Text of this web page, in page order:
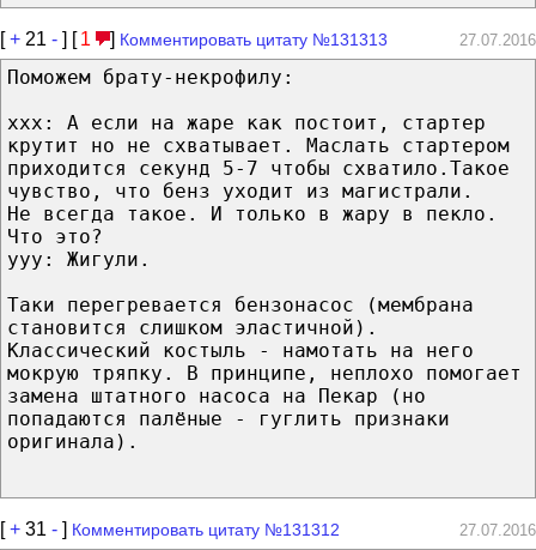
[+ 21 - ] [ 1 ] Комментировать цитату №131313 27.07.2016
Поможем брату-некрофилу:
xxx: А если на жаре как постоит, стартер
крутит но не схватывает. Маслать стартером
приходится секунд 5-7 чтобы схватило.Такое
чувство, что бенз уходит из магистрали.
Не всегда такое. И только в жару в пекло.
Что это?
yyy: Жигули.
Таки перегревается бензонасос (мембрана
становится слишком эластичной).
Классический костыль - намотать на него
мокрую тряпку. В принципе, неплохо помогает
замена штатного насоса на Пекар (но
попадаются палёные - гуглить признаки
оригинала).
[+ 31 - ] Комментировать цитату №131312 27.07.2016